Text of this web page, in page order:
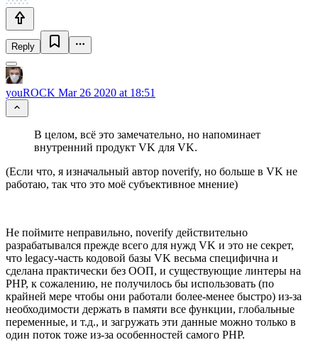
Reply
youROCK Mar 26 2020 at 18:51
В целом, всё это замечательно, но напоминает
внутренний продукт VK для VK.
(Если что, я изначальный автор noverify, но больше в VK не
работаю, так что это моё субъективное мнение)
Не поймите неправильно, noverify действительно
разрабатывался прежде всего для нужд VK и это не секрет,
что legacy-часть кодовой базы VK весьма специфична и
сделана практически без ООП, и существующие линтеры на
PHP, к сожалению, не получилось бы использовать (по
крайней мере чтобы они работали более-менее быстро) из-за
необходимости держать в памяти все функции, глобальные
переменные, и т.д., и загружать эти данные можно только в
один поток тоже из-за особенностей самого PHP.